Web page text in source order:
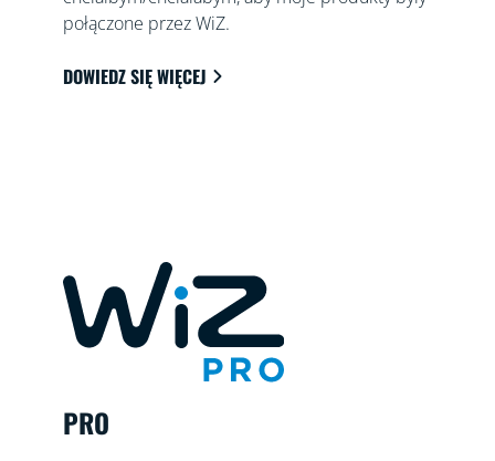
połączone przez WiZ.
DOWIEDZ SIĘ WIĘCEJ
PRO